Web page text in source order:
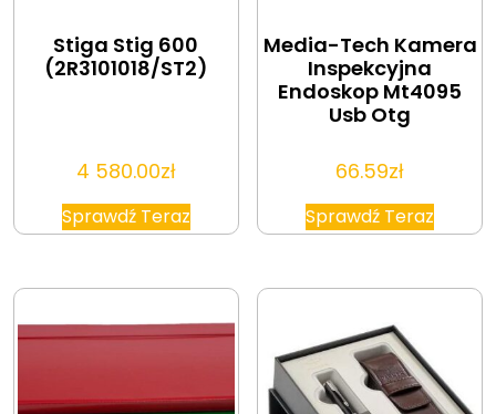
Stiga Stig 600
(2R3101018/ST2)
4 580.00zł
Sprawdź Teraz
Media-Tech Kamera
Inspekcyjna
Endoskop Mt4095
Usb Otg
66.59zł
Sprawdź Teraz